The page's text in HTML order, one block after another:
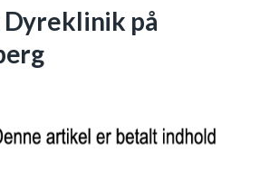
Dyreklinik på